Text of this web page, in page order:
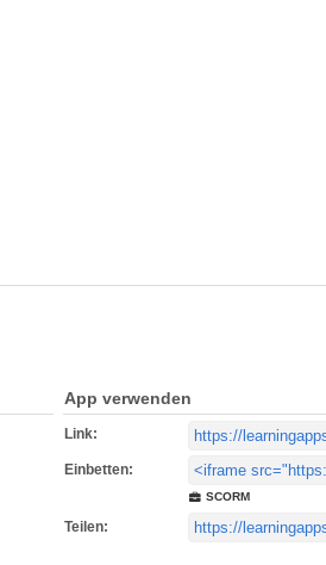
App verwenden
Link:
Einbetten:
SCORM
Teilen: